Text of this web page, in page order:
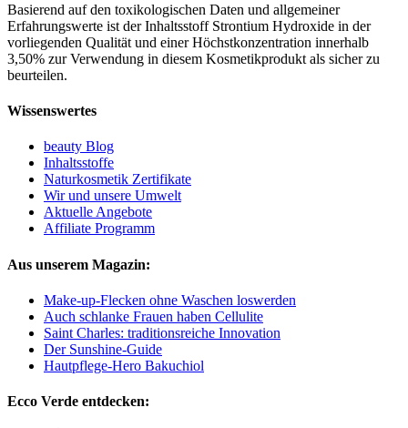
Basierend auf den toxikologischen Daten und allgemeiner
Erfahrungswerte ist der Inhaltsstoff Strontium Hydroxide in der
vorliegenden Qualität und einer Höchstkonzentration innerhalb
3,50% zur Verwendung in diesem Kosmetikprodukt als sicher zu
beurteilen.
Wissenswertes
beauty Blog
Inhaltsstoffe
Naturkosmetik Zertifikate
Wir und unsere Umwelt
Aktuelle Angebote
Affiliate Programm
Aus unserem Magazin:
Make-up-Flecken ohne Waschen loswerden
Auch schlanke Frauen haben Cellulite
Saint Charles: traditionsreiche Innovation
Der Sunshine-Guide
Hautpflege-Hero Bakuchiol
Ecco Verde entdecken: